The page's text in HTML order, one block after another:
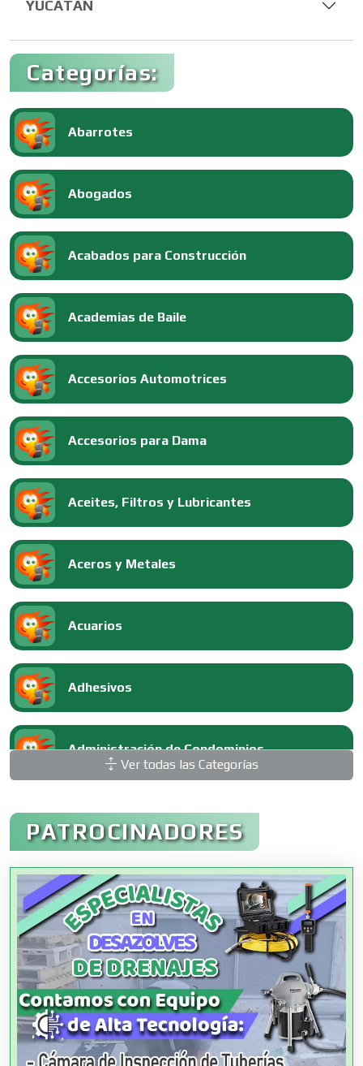
YUCATÁN
Categorías:
Abarrotes
Abogados
Acabados para Construcción
Academias de Baile
Accesorios Automotrices
Accesorios para Dama
Aceites, Filtros y Lubricantes
Aceros y Metales
Acuarios
Adhesivos
Administración de Condominios
Administración de Empresas
Agencias Aduanales
Agencias de Autos
Agencias de Cobranza
Agencias de Colocación
Ver todas las Categorías
PATROCINADORES